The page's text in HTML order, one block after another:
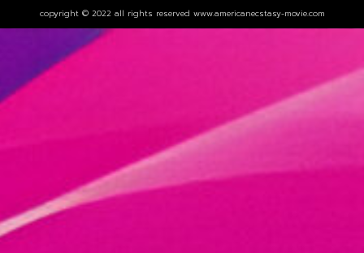
copyright © 2022 all rights reserved www.americanecstasy-movie.com